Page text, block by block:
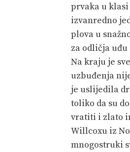
prvaka u klasi
izvanredno
plova u
za odličja
Na kraju je
uzbuđenja
je uslijedila
toliko da su
vratiti i zlato
Willcoxu iz
mnogostruki